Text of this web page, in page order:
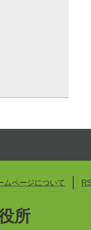
ムページについて
所